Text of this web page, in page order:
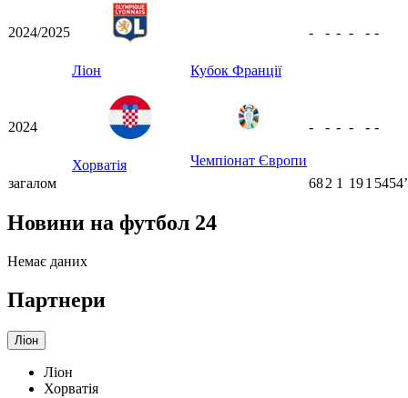
2024/2025
Ліон Кубок Франції
- - - - - -
2024
Хорватія Чемпіонат Європи
- - - - - -
загалом 682 1 191 5454ʼ
Новини на футбол 24
Немає даних
Партнери
Ліон
Ліон
Хорватія